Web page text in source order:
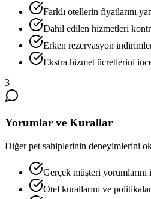
Farklı otellerin fiyatlarını
Dahil edilen hizmetleri
Erken rezervasyon
Ekstra hizmet ücretlerini
3
Yorumlar ve Kurallar
Diğer pet sahiplerinin deneyimlerini
Gerçek müşteri yorumlarını
Otel kurallarını ve